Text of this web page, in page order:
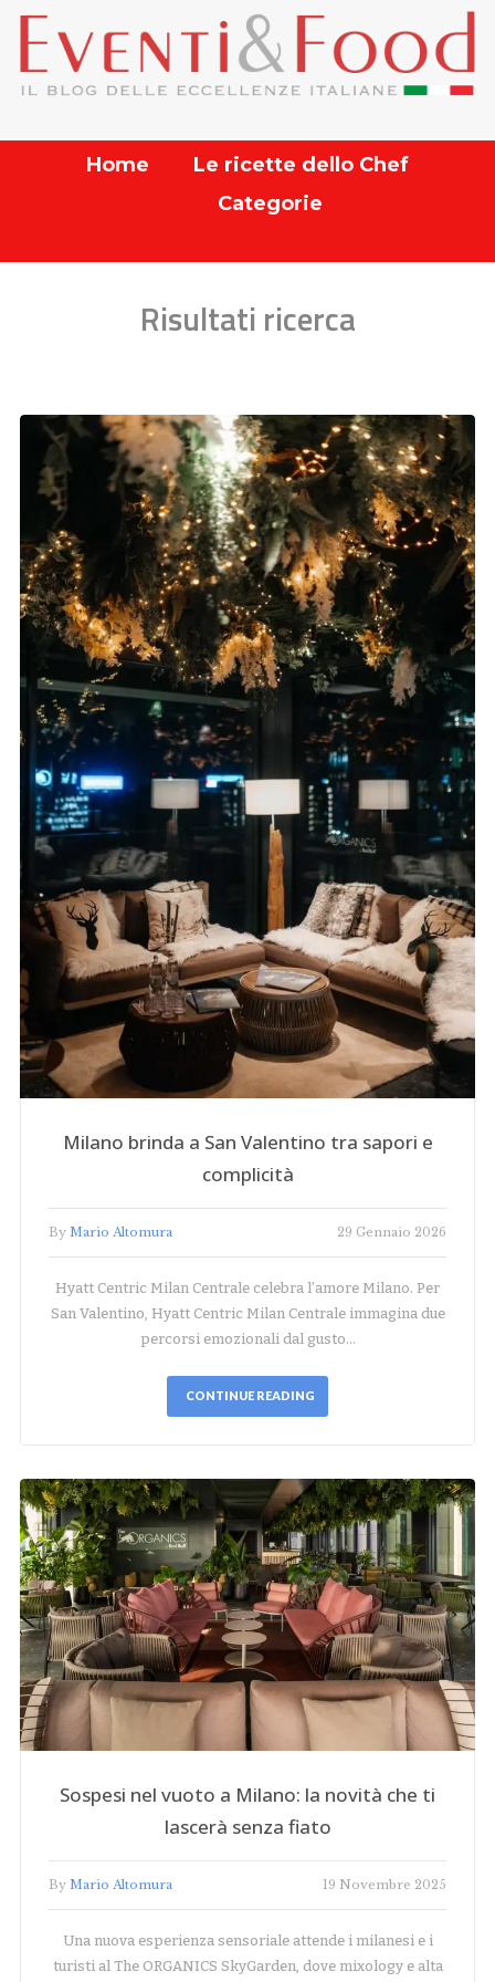
Home
Le ricette dello Chef
Categorie
Risultati ricerca
Milano brinda a San Valentino tra sapori e
complicità
By Mario Altomura 29 Gennaio 2026
Hyatt Centric Milan Centrale celebra l’amore Milano. Per
San Valentino, Hyatt Centric Milan Centrale immagina due
percorsi emozionali dal gusto…
CONTINUE READING
Sospesi nel vuoto a Milano: la novità che ti
lascerà senza fiato
By Mario Altomura 19 Novembre 2025
Una nuova esperienza sensoriale attende i milanesi e i
turisti al The ORGANICS SkyGarden, dove mixology e alta